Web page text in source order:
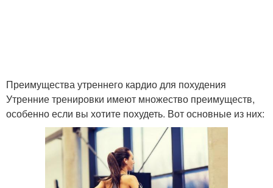
Преимущества утреннего кардио для похудения
Утренние тренировки имеют множество преимуществ,
особенно если вы хотите похудеть. Вот основные из них: